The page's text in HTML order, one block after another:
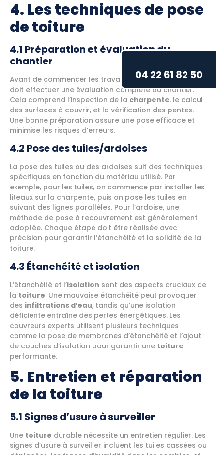
4. Les techniques de pose
de toiture
4.1 Préparation et évaluation du
chantier
Avant de commencer les travaux, unexpert en toiture
doit effectuer une évaluation complète du chantier.
Cela comprend l’inspection de la charpente, le calcul
des surfaces à couvrir, et la vérification des pentes.
Une bonne préparation assure une pose efficace et
minimise les risques d’erreurs.
4.2 Pose des tuiles/ardoises
La pose des tuiles ou des ardoises suit des techniques
spécifiques en fonction du matériau utilisé. Par
exemple, pour les tuiles, on commence par installer les
liteaux sur la charpente, puis on pose les tuiles en
suivant des lignes parallèles. Pour l’ardoise, une
méthode de pose à recouvrement est généralement
adoptée. Chaque étape doit être réalisée avec
précision pour garantir l’étanchéité et la solidité de la
toiture.
4.3 Étanchéité et isolation
L’étanchéité et l’isolation sont des aspects cruciaux de
la toiture. Une mauvaise étanchéité peut provoquer
des infiltrations d’eau, tandis qu’une isolation
déficiente entraîne des pertes énergétiques. Les
couvreurs experts utilisent plusieurs techniques
comme la pose de membranes d’étanchéité et l’ajout
de couches d’isolation pour garantir une toiture
performante.
5. Entretien et réparation
de la toiture
5.1 Signes d’usure à surveiller
Une toiture durable nécessite un entretien régulier. Les
signes d’usure à surveiller incluent les tuiles cassées ou
04 22 61 82 50